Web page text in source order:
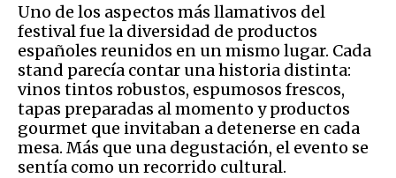
Uno de los aspectos más llamativos del
festival fue la diversidad de productos
españoles reunidos en un mismo lugar. Cada
stand parecía contar una historia distinta:
vinos tintos robustos, espumosos frescos,
tapas preparadas al momento y productos
gourmet que invitaban a detenerse en cada
mesa. Más que una degustación, el evento se
sentía como un recorrido cultural.